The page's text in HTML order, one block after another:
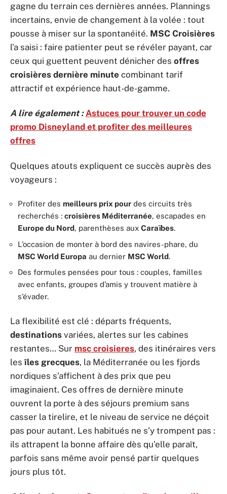
gagne du terrain ces dernières années. Plannings
incertains, envie de changement à la volée : tout
pousse à miser sur la spontanéité. MSC Croisières
l’a saisi : faire patienter peut se révéler payant, car
ceux qui guettent peuvent dénicher des offres
croisières dernière minute combinant tarif
attractif et expérience haut-de-gamme.
A lire également : Astuces pour trouver un code
promo Disneyland et profiter des meilleures
offres
Quelques atouts expliquent ce succès auprès des
voyageurs :
Profiter des meilleurs prix pour des circuits très
recherchés : croisières Méditerranée, escapades en
Europe du Nord, parenthèses aux Caraïbes.
L’occasion de monter à bord des navires-phare, du
MSC World Europa au dernier MSC World.
Des formules pensées pour tous : couples, familles
avec enfants, groupes d’amis y trouvent matière à
s’évader.
La flexibilité est clé : départs fréquents,
destinations variées, alertes sur les cabines
restantes… Sur msc croisieres, des itinéraires vers
lesîles grecques, la Méditerranée ou les fjords
nordiques s’affichent à des prix que peu
imaginaient. Ces offres de dernière minute
ouvrent la porte à des séjours premium sans
casser la tirelire, et le niveau de service ne déçoit
pas pour autant. Les habitués ne s’y trompent pas :
ils attrapent la bonne affaire dès qu’elle paraît,
parfois sans même avoir pensé partir quelques
jours plus tôt.